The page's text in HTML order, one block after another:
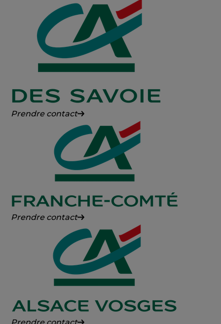
Crédit
Prendre contact
Crédit
Prendre contact
Crédit